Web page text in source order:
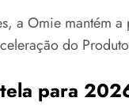
a Omie mantém
do
para